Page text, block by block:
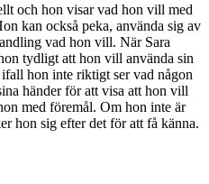
och hon visar vad hon vill med
kan också peka, använda sig av
vad hon vill. När Sara
tydligt att hon vill använda sin
hon inte riktigt ser vad någon
händer för att visa att hon vill
med föremål. Om hon inte är
hon sig efter det för att få känna.